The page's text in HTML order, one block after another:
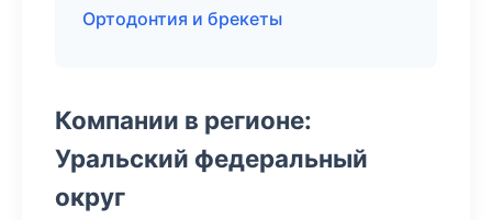
Ортодонтия и брекеты
Компании в регионе:
Уральский федеральный
округ